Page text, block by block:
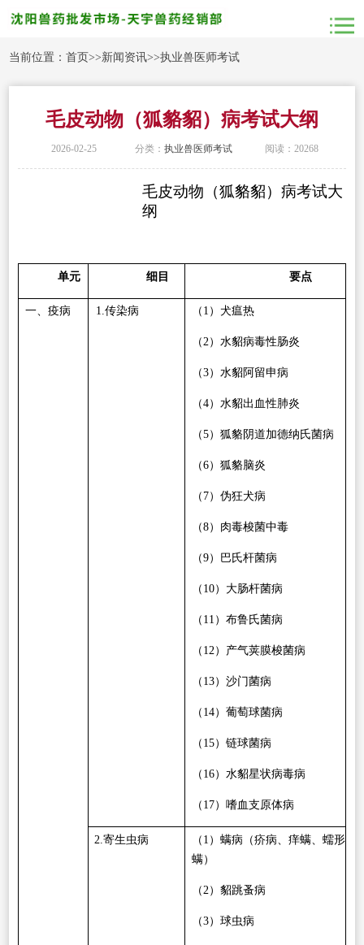
当前位置：首页>>新闻资讯>>执业兽医师考试
毛皮动物（狐貉貂）病考试大纲
2026-02-25 分类： 执业兽医师考试 阅读：20268
毛皮动物（狐貉貂）病考试大
纲
单元 细目 要点
一、疫病 1.传染病 （ 1 ）犬瘟热
（2）水貂病毒性肠炎
（3）水貂阿留申病
（4）水貂出血性肺炎
（5）狐貉阴道加德纳氏菌病
（6）狐貉脑炎
（ 7）伪狂犬病
（8）肉毒梭菌中毒
（9）巴氏杆菌病
（ 10）大肠杆菌病
（ 11 ）布鲁氏菌病
（ 12）产气荚膜梭菌病
（ 13）沙门菌病
（ 14）葡萄球菌病
（ 15）链球菌病
（ 16）水貂星状病毒病
（ 17）嗜血支原体病
2.寄生虫病 （ 1 ）螨病（疥病、痒螨、蠕形
螨）
（2）貂跳蚤病
（3）球虫病